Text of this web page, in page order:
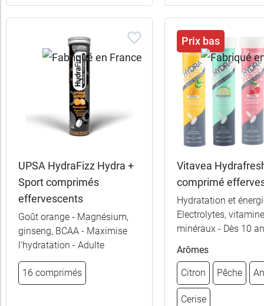
8,49 €
Pastèque 8,49 €
Pêche
8,49 €
Kiwi 8,49 €
UPSA HydraFizz Hydra +
Sport comprimés
effervescents
Goût orange - Magnésium,
ginseng, BCAA - Maximise
l'hydratation - Adulte
16 comprimés
Prix bas
Vitavea
comprimé
Hydratation et
Electrolytes,
minéraux - Dès 10
Arômes
Citron Pêche
Cerise